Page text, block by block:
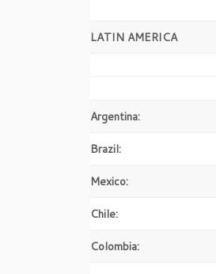
LATIN AMERICA
Argentina:
Brazil:
Mexico:
Chile:
Colombia: